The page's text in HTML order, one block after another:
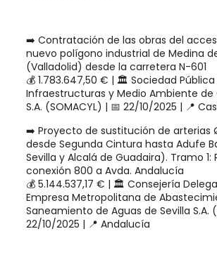
➡️ Contratación de las obras del
nuevo polígono industrial de Medina
(Valladolid) desde la carretera N-601
💰 1.783.647,50 € | 🏛 Sociedad
Infraestructuras y Medio Ambiente de
S.A. (SOMACYL) | 📅 22/10/2025 | 📍
➡️ Proyecto de sustitución de arterias
desde Segunda Cintura hasta Adufe
Sevilla y Alcalá de Guadaira). Tramo 1:
conexión 800 a Avda. Andalucía
💰 5.144.537,17 € | 🏛 Consejería
Empresa Metropolitana de
Saneamiento de Aguas de Sevilla S.A.
22/10/2025 | 📍 Andalucía